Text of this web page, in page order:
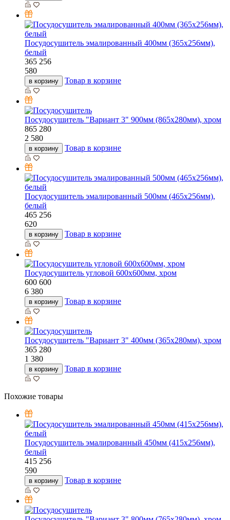
Посудосушитель эмалированный 400мм (365х256мм),
белый
365 256
580
в корзину Товар в корзине
Посудосушитель "Вариант 3" 900мм (865х280мм), хром
865 280
2 580
в корзину Товар в корзине
Посудосушитель эмалированный 500мм (465х256мм),
белый
465 256
620
в корзину Товар в корзине
Посудосушитель угловой 600х600мм, хром
600 600
6 380
в корзину Товар в корзине
Посудосушитель "Вариант 3" 400мм (365х280мм), хром
365 280
1 380
в корзину Товар в корзине
Похожие товары
Посудосушитель эмалированный 450мм (415х256мм),
белый
415 256
590
в корзину Товар в корзине